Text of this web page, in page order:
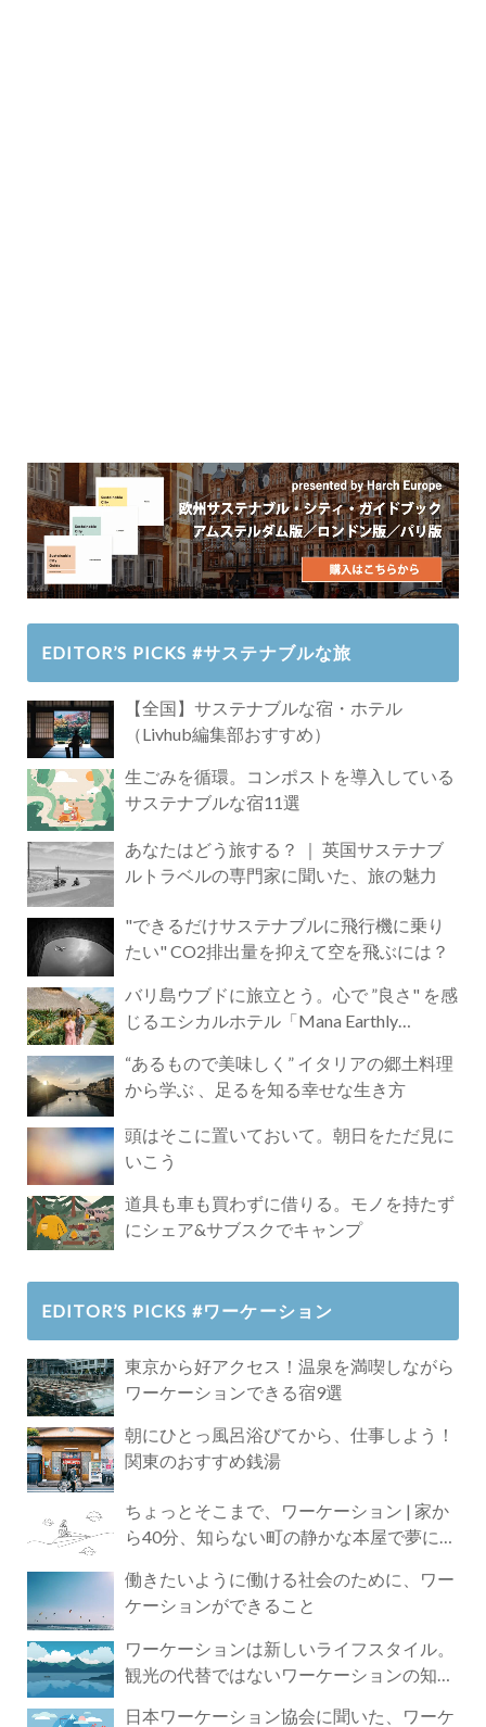
EDITOR’S PICKS #サステナブルな旅
【全国】サステナブルな宿・ホテル
（Livhub編集部おすすめ）
生ごみを循環。コンポストを導入している
サステナブルな宿11選
あなたはどう旅する？ ｜ 英国サステナブ
ルトラベルの専門家に聞いた、旅の魅力
"できるだけサステナブルに飛行機に乗り
たい" CO2排出量を抑えて空を飛ぶには？
バリ島ウブドに旅立とう。心で ”良さ" を感
じるエシカルホテル「Mana Earthly
“あるもので美味しく” イタリアの郷土料理
から学ぶ 、足るを知る幸せな生き方
頭はそこに置いておいて。朝日をただ見に
いこう
道具も車も買わずに借りる。モノを持たず
にシェア&サブスクでキャンプ
EDITOR’S PICKS #ワーケーション
東京から好アクセス！温泉を満喫しながら
ワーケーションできる宿9選
朝にひとっ風呂浴びてから、仕事しよう！
関東のおすすめ銭湯
ちょっとそこまで、ワーケーション | 家か
ら40分、知らない町の静かな本屋で夢に近
働きたいように働ける社会のために、ワー
ケーションができること
ワーケーションは新しいライフスタイル。
観光の代替ではないワーケーションの知ら
日本ワーケーション協会に聞いた、ワーケ